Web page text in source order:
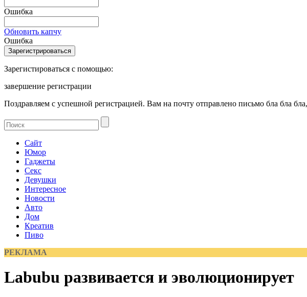
Ошибка
Обновить капчу
Ошибка
Зарегистироваться с помощью:
завершение регистрации
Поздравляем с успешной регистрацией. Вам на почту отправлено письмо бла бла
Сайт
Юмор
Гаджеты
Секс
Девушки
Интересное
Новости
Авто
Дом
Креатив
Пиво
РЕКЛАМА
Labubu развивается и эволюционирует